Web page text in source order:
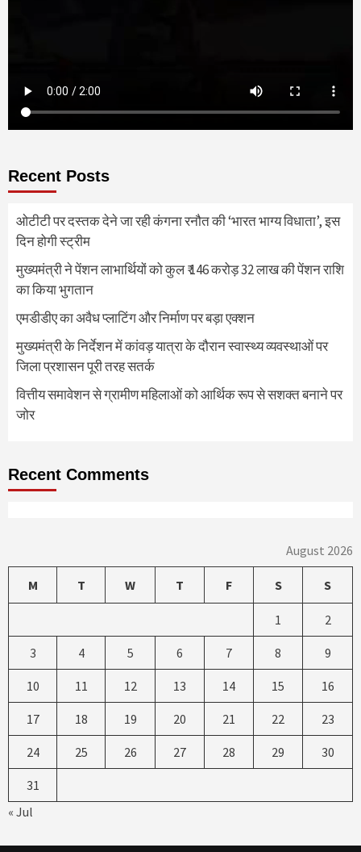
Recent Posts
ओटीटी पर दस्तक देने जा रही कंगना रनौत की ‘भारत भाग्य विधाता’, इस
दिन होगी स्ट्रीम
मुख्यमंत्री ने पेंशन लाभार्थियों को कुल ₹ 146 करोड़ 32 लाख की पेंशन राशि
का किया भुगतान
एमडीडीए का अवैध प्लाटिंग और निर्माण पर बड़ा एक्शन
मुख्यमंत्री के निर्देशन में कांवड़ यात्रा के दौरान स्वास्थ्य व्यवस्थाओं पर
जिला प्रशासन पूरी तरह सतर्क
वित्तीय समावेशन से ग्रामीण महिलाओं को आर्थिक रूप से सशक्त बनाने पर
जोर
Recent Comments
August 2026
M T W T F S S
1 2
3 4 5 6 7 8 9
10 11 12 13 14 15 16
17 18 19 20 21 22 23
24 25 26 27 28 29 30
31
« Jul